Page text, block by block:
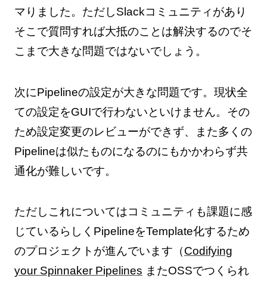
マりました。ただしSlackコミュニティがあり
そこで質問すれば大抵のことは解決するのでそ
こまで大きな問題ではないでしょう。
次にPipelineの設定が大きな問題です。現状全
ての設定をGUIで行わないといけません。その
ため設定変更のレビューができず、また多くの
Pipelineは似たものになるのにもかかわらず共
通化が難しいです。
ただしこれについてはコミュニティも課題に感
じているらしくPipelineをTemplate化するため
のプロジェクトが進んでいます（Codifying
your Spinnaker Pipelines またOSSでつくられ